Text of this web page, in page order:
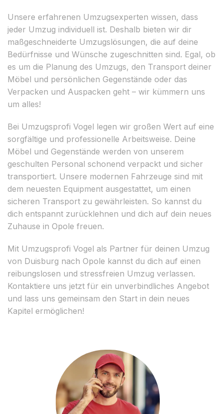
Unsere erfahrenen Umzugsexperten wissen, dass
jeder Umzug individuell ist. Deshalb bieten wir dir
maßgeschneiderte Umzugslösungen, die auf deine
Bedürfnisse und Wünsche zugeschnitten sind. Egal, ob
es um die Planung des Umzugs, den Transport deiner
Möbel und persönlichen Gegenstände oder das
Verpacken und Auspacken geht – wir kümmern uns
um alles!
Bei Umzugsprofi Vogel legen wir großen Wert auf eine
sorgfältige und professionelle Arbeitsweise. Deine
Möbel und Gegenstände werden von unserem
geschulten Personal schonend verpackt und sicher
transportiert. Unsere modernen Fahrzeuge sind mit
dem neuesten Equipment ausgestattet, um einen
sicheren Transport zu gewährleisten. So kannst du
dich entspannt zurücklehnen und dich auf dein neues
Zuhause in Opole freuen.
Mit Umzugsprofi Vogel als Partner für deinen Umzug
von Duisburg nach Opole kannst du dich auf einen
reibungslosen und stressfreien Umzug verlassen.
Kontaktiere uns jetzt für ein unverbindliches Angebot
und lass uns gemeinsam den Start in dein neues
Kapitel ermöglichen!